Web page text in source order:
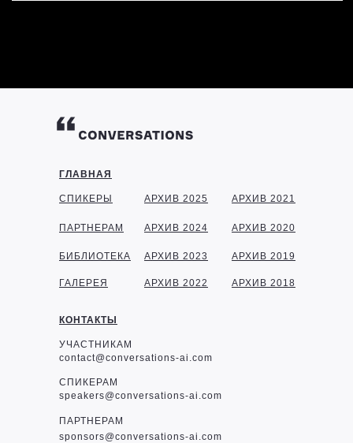
ГЛАВНАЯ
КОНТАКТЫ
СПИКЕРЫ
ПАРТНЕРАМ
БИБЛИОТЕКА
УЧАСТНИКАМ
contact@conversations-ai.com
СПИКЕРАМ
speakers@conversations-ai.com
ПАРТНЕРАМ
sponsors@conversations-ai.com
ГАЛЕРЕЯ
АРХИВ 2025
АРХИВ 2024
АРХИВ 2023
АРХИВ 2022
АРХИВ 2021
АРХИВ 2020
АРХИВ 2019
АРХИВ 2018